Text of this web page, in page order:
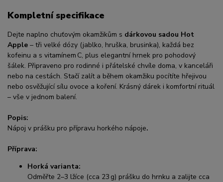
Kompletní specifikace
Dejte naplno chuťovým okamžikům s dárkovou sadou Hot
Apple – tři velké dózy (jablko, hruška, brusinka), každá bez
kofeinu a s vitamínem C, plus elegantní hrnek pro pohodový
šálek. Připraveno pro rodinné i přátelské chvíle doma, v kanceláři
nebo na cestách. Stačí zalít a během okamžiku pocítíte hřejivou
nebo osvěžující sílu ovoce a koření. Krásný dárek i komfortní rituál
– vše v jednom balení.
Popis:
Nápoj v prášku pro přípravu horkého nápoje.
Příprava:
Horká varianta:
Odměřte 2–3 lžíce (cca 23 g) prášku do hrnku a zalijte cca